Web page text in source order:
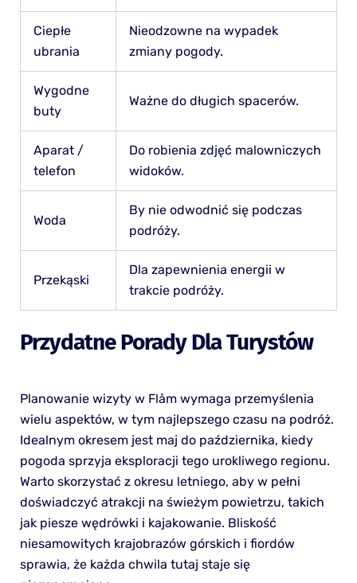
Ciepłe
ubrania
Nieodzowne na wypadek
zmiany pogody.
Wygodne
buty
Ważne do długich spacerów.
Aparat /
telefon
Do robienia zdjęć malowniczych
widoków.
Woda
By nie odwodnić się podczas
podróży.
Przekąski
Dla zapewnienia energii w
trakcie podróży.
Przydatne Porady Dla Turystów
Planowanie wizyty w Flåm wymaga przemyślenia
wielu aspektów, w tym najlepszego czasu na podróż.
Idealnym okresem jest maj do października, kiedy
pogoda sprzyja eksploracji tego urokliwego regionu.
Warto skorzystać z okresu letniego, aby w pełni
doświadczyć atrakcji na świeżym powietrzu, takich
jak piesze wędrówki i kajakowanie. Bliskość
niesamowitych krajobrazów górskich i fiordów
sprawia, że każda chwila tutaj staje się